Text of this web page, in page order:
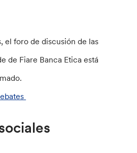
el foro de discusión de las
de Fiare Banca Etica está